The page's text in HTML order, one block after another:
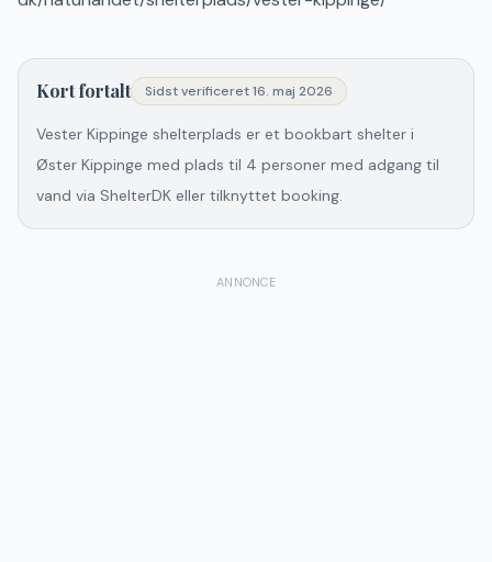
Kort fortalt Sidst verificeret16. maj 2026
Vester Kippinge shelterplads er et bookbart shelter i
Øster Kippinge med plads til 4 personer med adgang til
vand via ShelterDK eller tilknyttet booking.
ANNONCE